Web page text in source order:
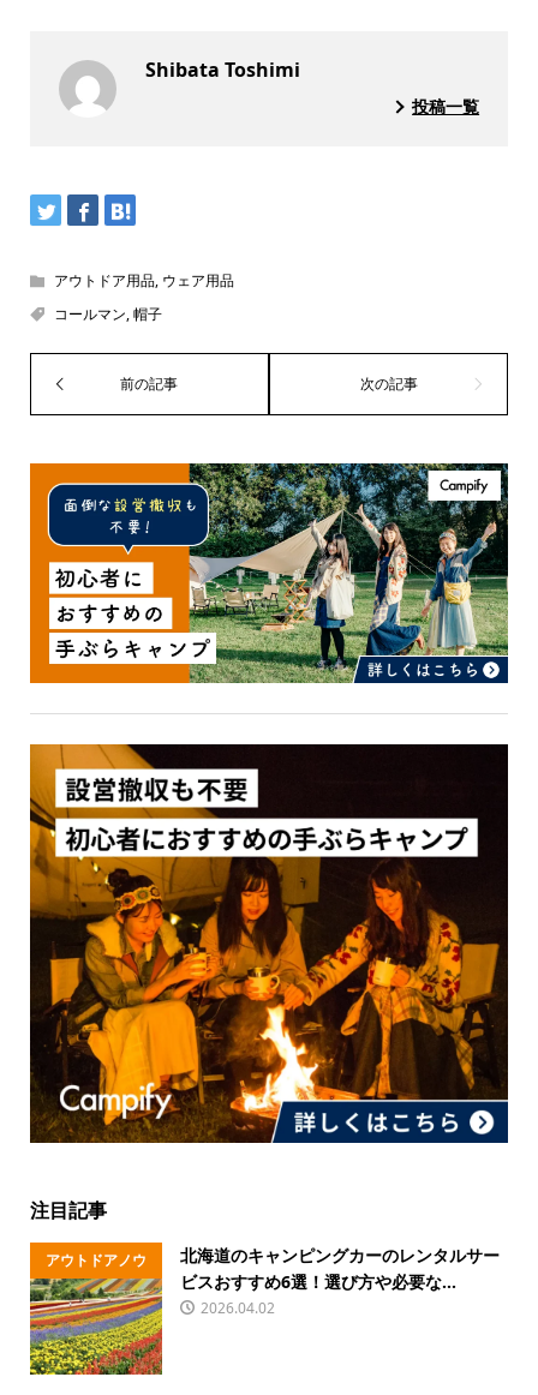
Shibata Toshimi
投稿一覧
アウトドア用品, ウェア用品
コールマン,帽子
注目記事
アウトドアノウ
ハウ
北海道のキャンピングカーのレンタルサー
ビスおすすめ6選！選び方や必要な...
2026.04.02